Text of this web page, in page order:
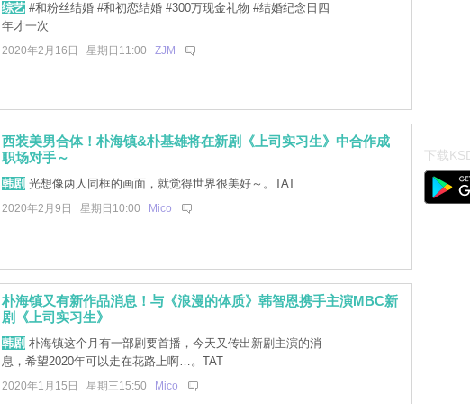
综艺#和粉丝结婚 #和初恋结婚 #300万现金礼物 #结婚纪念日四
年才一次
2020年2月16日 星期日11:00 ZJM
西装美男合体！朴海镇&朴基雄将在新剧《上司实习生》中合作成
职场对手～
韩剧 光想像两人同框的画面，就觉得世界很美好～。TAT
2020年2月9日 星期日10:00 Mico
朴海镇又有新作品消息！与《浪漫的体质》韩智恩携手主演MBC新
剧《上司实习生》
韩剧 朴海镇这个月有一部剧要首播，今天又传出新剧主演的消
息，希望2020年可以走在花路上啊…。TAT
2020年1月15日 星期三15:50 Mico
下载